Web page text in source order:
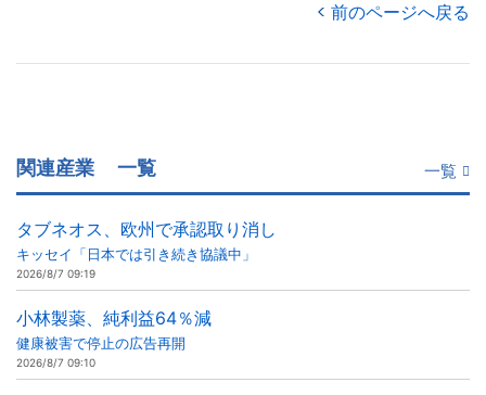
前のページへ戻る
関連産業 一覧 一覧
タブネオス、欧州で承認取り消し
キッセイ「日本では引き続き協議中」
2026/8/7 09:19
小林製薬、純利益64％減
健康被害で停止の広告再開
2026/8/7 09:10